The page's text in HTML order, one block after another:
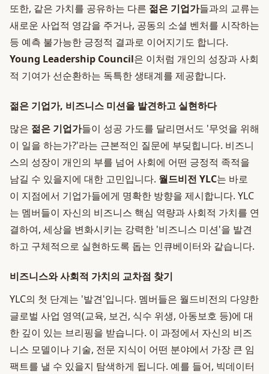
또한, 같은 가치를 공유하는 다른 젊은 기업가들과의 교류는
새로운 사업적 영감을 주거나, 공동의 소셜 벤처를 시작하는
등 예측 불가능한 긍정적 결과로 이어지기도 합니다.
Young Leadership Council은 이처럼 개인의 성장과 사회
적 기여가 선순환하는 독특한 생태계를 제공합니다.
젊은 기업가, 비즈니스 미션을 발견하고 실현하다
많은 젊은 기업가들이 성공 가도를 달리면서도 '무엇을 위해
이 일을 하는가?'라는 근본적인 질문에 부딪힙니다. 비즈니
스의 성장이 개인의 부를 넘어 사회에 어떤 긍정적 족적을
남길 수 있을지에 대한 고민입니다. 월드비전 YLC는 바로
이 지점에서 기업가들에게 명확한 방향을 제시합니다. YLC
는 멤버들이 자신의 비즈니스 핵심 역량과 사회적 가치를 연
결하여, 세상을 변화시키는 강력한 '비즈니스 미션'을 발견
하고 구체적으로 실현하도록 돕는 인큐베이터와 같습니다.
비즈니스와 사회적 가치의 교차점 찾기
YLC의 첫 단계는 '발견'입니다. 멤버들은 월드비전의 다양한
글로벌 사업 영역(교육, 보건, 식수 위생, 아동보호 등)에 대
한 깊이 있는 브리핑을 받습니다. 이 과정에서 자신의 비즈
니스 모델이나 기술, 전문 지식이 어떤 분야에서 가장 큰 임
팩트를 낼 수 있을지 탐색하게 됩니다. 예를 들어, 빅데이터